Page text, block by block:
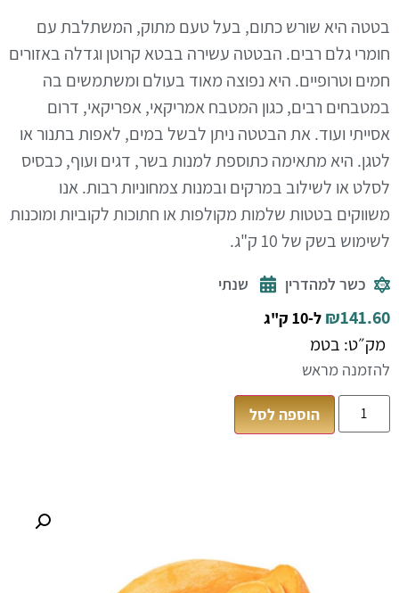
בטטה היא שורש כתום, בעל טעם מתוק, המשתלבת עם
חומרי גלם רבים. הבטטה עשירה בבטא קרוטן וגדלה באזורים
חמים וטרופיים. היא נפוצה מאוד בעולם ומשתמשים בה
במטבחים רבים, כגון המטבח אמריקאי, אפריקאי, דרום
אסייתי ועוד. את הבטטה ניתן לבשל במים, לאפות בתנור או
לטגן. היא מתאימה כתוספת למנות בשר, דגים ועוף, כבסיס
לסלט או לשילוב במרקים ובמנות צמחוניות רבות. אנו
משווקים בטטות שלמות מקולפות או חתוכות לקוביות ומוכנות
לשימוש בשק של 10 ק"ג.
כשר למהדרין שנתי
₪141.60 ל-10 ק"ג
מק״ט: בטמ
להזמנה מראש
הוספה לסל